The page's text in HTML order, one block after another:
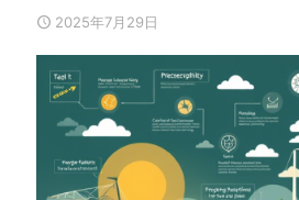
2025年7月29日